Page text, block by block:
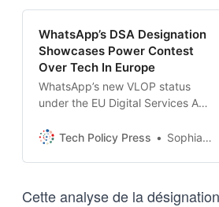
WhatsApp’s DSA Designation
Showcases Power Contest
Over Tech In Europe
WhatsApp’s new VLOP status
under the EU Digital Services Act
Meta and highlights tensions
Tech Policy Press Sophia Bulla
Cette analyse de la